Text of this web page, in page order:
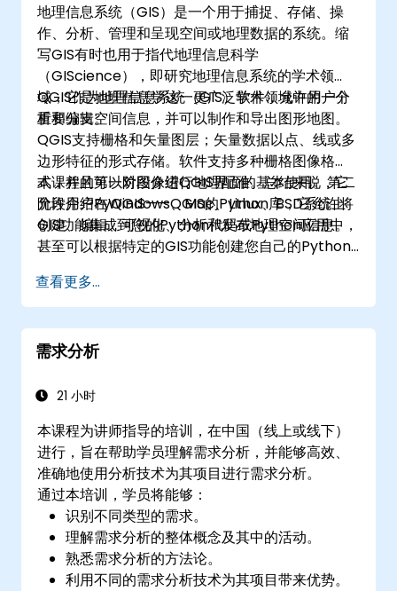
地理信息系统（GIS）是一个用于捕捉、存储、操
作、分析、管理和呈现空间或地理数据的系统。缩
写GIS有时也用于指代地理信息科学
（GIScience），即研究地理信息系统的学术领
域，它是地理信息学这一更广泛学术领域中的一个
重要分支。
QGIS作为地理信息系统（GIS）软件，允许用户分
析和编辑空间信息，并可以制作和导出图形地图。
QGIS支持栅格和矢量图层；矢量数据以点、线或多
边形特征的形式存储。软件支持多种栅格图像格
式，并且可以对图像进行地理配准。总结来说，它
允许用户在Windows、Mac、Linux、BSD系统上
创建、编辑、可视化、分析和发布地理空间信息。
本课程的第一阶段介绍QGIS界面的基本使用。第二
阶段介绍PyQGIS——QGIS的Python库，它允许将
GIS功能集成到您的Python代码或Python应用中，
甚至可以根据特定的GIS功能创建您自己的Python
查看更多...
需求分析
21 小时
本课程为讲师指导的培训，在中国（线上或线下）
进行，旨在帮助学员理解需求分析，并能够高效、
准确地使用分析技术为其项目进行需求分析。
通过本培训，学员将能够：
识别不同类型的需求。
理解需求分析的整体概念及其中的活动。
熟悉需求分析的方法论。
利用不同的需求分析技术为其项目带来优势。